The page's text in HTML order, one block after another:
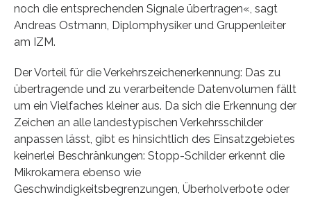
noch die entsprechenden Signale übertragen«, sagt
Andreas Ostmann, Diplomphysiker und Gruppenleiter
am IZM.
Der Vorteil für die Verkehrszeichenerkennung: Das zu
übertragende und zu verarbeitende Datenvolumen fällt
um ein Vielfaches kleiner aus. Da sich die Erkennung der
Zeichen an alle landestypischen Verkehrsschilder
anpassen lässt, gibt es hinsichtlich des Einsatzgebietes
keinerlei Beschränkungen: Stopp-Schilder erkennt die
Mikrokamera ebenso wie
Geschwindigkeitsbegrenzungen, Überholverbote oder